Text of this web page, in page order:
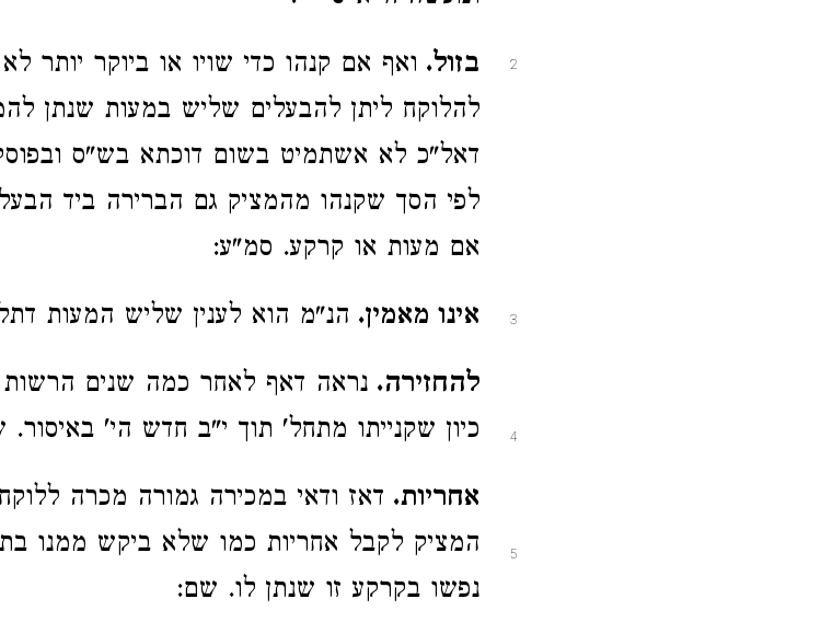
2 בזול. ואף אם קנהו כדי שויו או ביוקר יותר
להלוקח ליתן להבעלים שליש במעות שנתן
דאל"כ לא אשתמיט בשום דוכתא בש"ס
לפי הסך שקנהו מהמציק גם הברירה ביד
אם מעות או קרקע. סמ"ע:
3 אינו מאמין. הנ"מ הוא לענין שליש המעות
4
להחזירה. נראה דאף לאחר כמה שנים הרשות
כיון שקנייתו מתחל' תוך י"ב חדש הי'
5
אחריות. דאז ודאי במכירה גמורה מכרה
המציק לקבל אחריות כמו שלא ביקש ממנו
נפשו בקרקע זו שנתן לו. שם: